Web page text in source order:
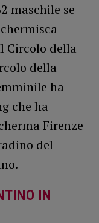
maschile se
Circolo della
della
ha
che ha
Firenze
del
IN